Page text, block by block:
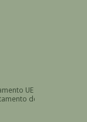
UE n.
dare il consenso